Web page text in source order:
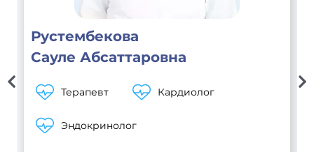
Рустембекова
Сауле Абсаттаровна
Терапевт Кардиолог
Эндокринолог